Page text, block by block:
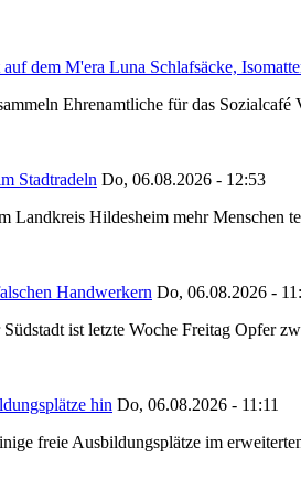
dem M'era Luna Schlafsäcke,
Ehrenamtliche für das Sozialcafé
Stadtradeln Do, 06.08.2026 - 12:53
Landkreis Hildesheim mehr
Handwerkern Do, 06.08.2026 -
ist letzte Woche Freitag Opfer
hin Do, 06.08.2026 - 11:11
freie Ausbildungsplätze im